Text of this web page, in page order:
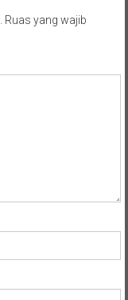
Ruas yang wajib